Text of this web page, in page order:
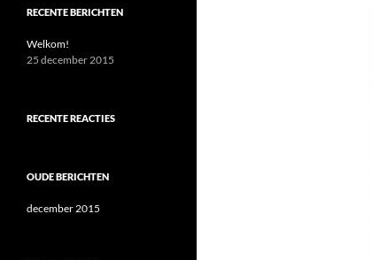
RECENTE BERICHTEN
Welkom!
25 december 2015
RECENTE REACTIES
OUDE BERICHTEN
december 2015